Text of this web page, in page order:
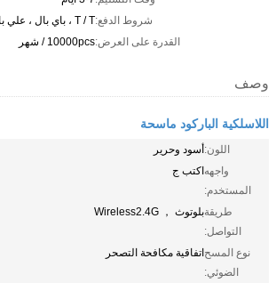
شروط الدفع:T / T ، باي بال ، علي بابا
القدرة على العرض:10000pcs / شهر
وصف
اللاسلكية الباركود ماسحة
اللون:أسود وحرير
واجهه
المستخدم:
اكتب ج
طريقة
التواصل:
بلوتوث ， Wireless2.4G
نوع المسح
الضوئي:
اتفاقية مكافحة التصحر